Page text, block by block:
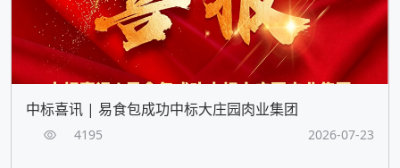
中标喜讯 | 易食包成功中标大庄园肉业集团
4195 2026-07-23